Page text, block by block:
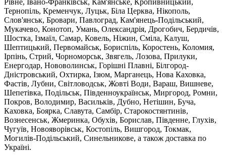
Рівне, Івано-Франківськ, Кам'янське, Кропивницький,
Тернопіль, Кременчук, Луцьк, Біла Церква, Нікополь,
Слов'янськ, Бровари, Павлоград, Кам'янець-Подільський,
Мукачево, Конотоп, Умань, Олександрія, Дрогобич, Бердичів,
Шостка, Ізмаїл, Самар, Ковель, Ніжин, Сміла, Калуш,
Шептицький, Первомайськ, Бориспіль, Коростень, Коломия,
Ірпінь, Стрий, Чорноморськ, Звягель, Лозова, Прилуки,
Енергодар, Нововолинськ, Горішні Плавні, Білгород-
Дністровський, Охтирка, Ізюм, Марганець, Нова Каховка,
Фастів, Лубни, Світловодськ, Жовті Води, Вараш, Вишневе,
Шепетівка, Подільськ, Південноукраїнськ, Миргород, Ромни,
Покров, Володимир, Васильків, Дубно, Нетішин, Буча,
Каховка, Боярка, Славута, Самбір, Старокостянтинів,
Вознесенськ, Жмеринка, Обухів, Борислав, Південне, Глухів,
Чугуїв, Новояворівськ, Костопіль, Вишгород, Токмак,
Могилів-Подільський, Синельникове, а також доставка по
Україні.